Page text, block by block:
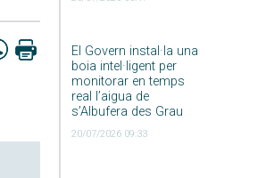
El Govern instal·la una
boia intel·ligent per
monitorar en temps
real l’aigua de
s’Albufera des Grau
20/07/2026 09:33